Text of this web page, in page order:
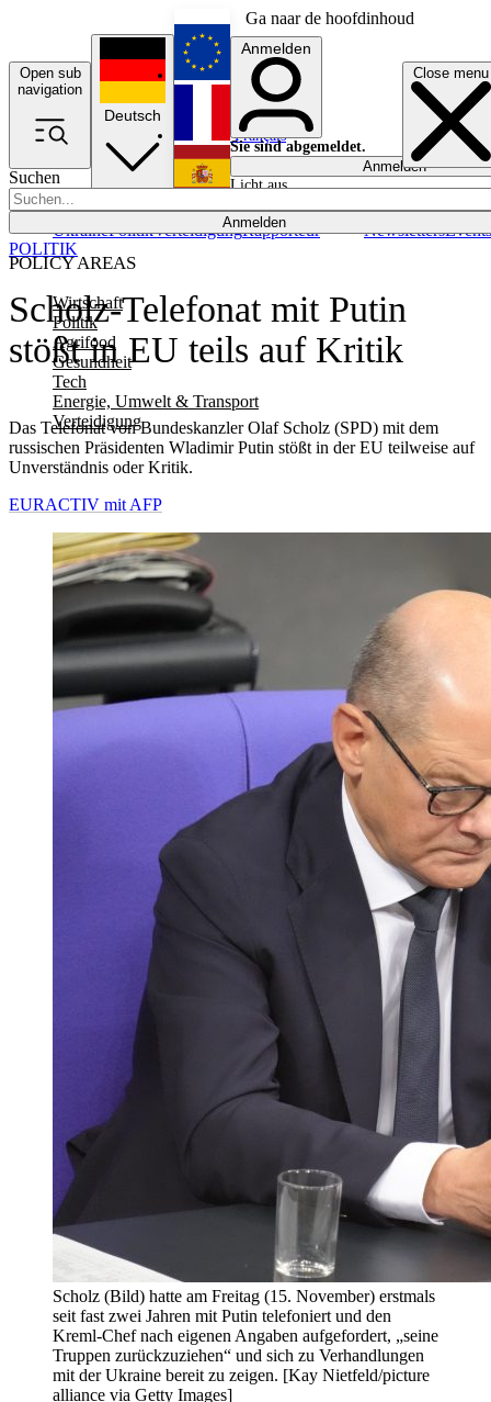
Ga naar de hoofdinhoud
Open sub
navigation
Close menu
Suchen
Anmelden
POLICY AREAS
Wirtschaft
Politik
Agrifood
Gesundheit
Tech
Energie, Umwelt & Transport
Verteidigung
UkrainePolitikVerteidigungRapporteur NewslettersEvents
Deutsch
English
Français
Anmelden
Sie sind abgemeldet.
Anmelden
Licht aus
Scholz-Telefonat mit Putin
stößt in EU teils auf Kritik
Das Telefonat von Bundeskanzler Olaf Scholz (SPD) mit dem
russischen Präsidenten Wladimir Putin stößt in der EU teilweise auf
Unverständnis oder Kritik.
POLITIK
EURACTIV mit AFP
Scholz (Bild) hatte am Freitag (15. November) erstmals
seit fast zwei Jahren mit Putin telefoniert und den
Kreml-Chef nach eigenen Angaben aufgefordert, „seine
Truppen zurückzuziehen“ und sich zu Verhandlungen
mit der Ukraine bereit zu zeigen. [Kay Nietfeld/picture
alliance via Getty Images]